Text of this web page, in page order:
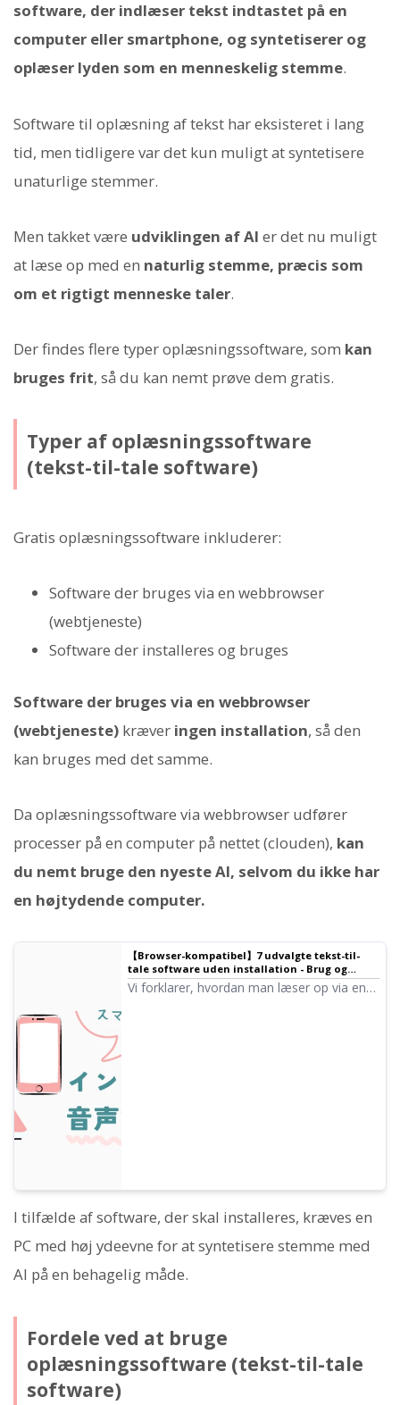
software, der indlæser tekst indtastet på en
computer eller smartphone, og syntetiserer og
oplæser lyden som en menneskelig stemme.
Software til oplæsning af tekst har eksisteret i lang
tid, men tidligere var det kun muligt at syntetisere
unaturlige stemmer.
Men takket være udviklingen af AI er det nu muligt
at læse op med en naturlig stemme, præcis som
om et rigtigt menneske taler.
Der findes flere typer oplæsningssoftware, som kan
bruges frit, så du kan nemt prøve dem gratis.
Typer af oplæsningssoftware
(tekst-til-tale software)
Gratis oplæsningssoftware inkluderer:
Software der bruges via en webbrowser
(webtjeneste)
Software der installeres og bruges
Software der bruges via en webbrowser
(webtjeneste) kræver ingen installation, så den
kan bruges med det samme.
Da oplæsningssoftware via webbrowser udfører
processer på en computer på nettet (clouden), kan
du nemt bruge den nyeste AI, selvom du ikke har
en højtydende computer.
【Browser-kompatibel】7 udvalgte tekst-til-
tale software uden installation - Brug og
anbefalede tjenester
Vi forklarer, hvordan man læser op via en
I tilfælde af software, der skal installeres, kræves en
PC med høj ydeevne for at syntetisere stemme med
AI på en behagelig måde.
Fordele ved at bruge
oplæsningssoftware (tekst-til-tale
software)